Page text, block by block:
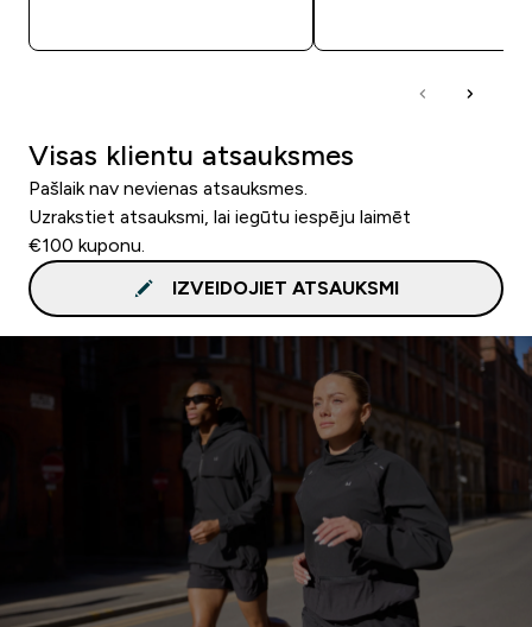
Visas klientu atsauksmes
Pašlaik nav nevienas atsauksmes.
Uzrakstiet atsauksmi, lai iegūtu iespēju laimēt
€100 kuponu.
IZVEIDOJIET ATSAUKSMI